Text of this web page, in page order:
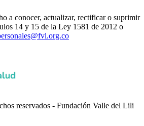
a conocer, actualizar, rectificar o suprimir
14 y 15 de la Ley 1581 de 2012 o
reservados - Fundación Valle del Lili